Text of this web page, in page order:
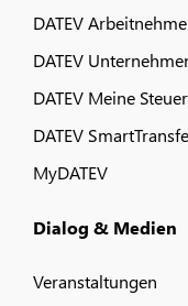
DATEV
DATEV
DATEV Meine
DATEV
MyDATEV
Dialog & Medien
Veranstaltungen